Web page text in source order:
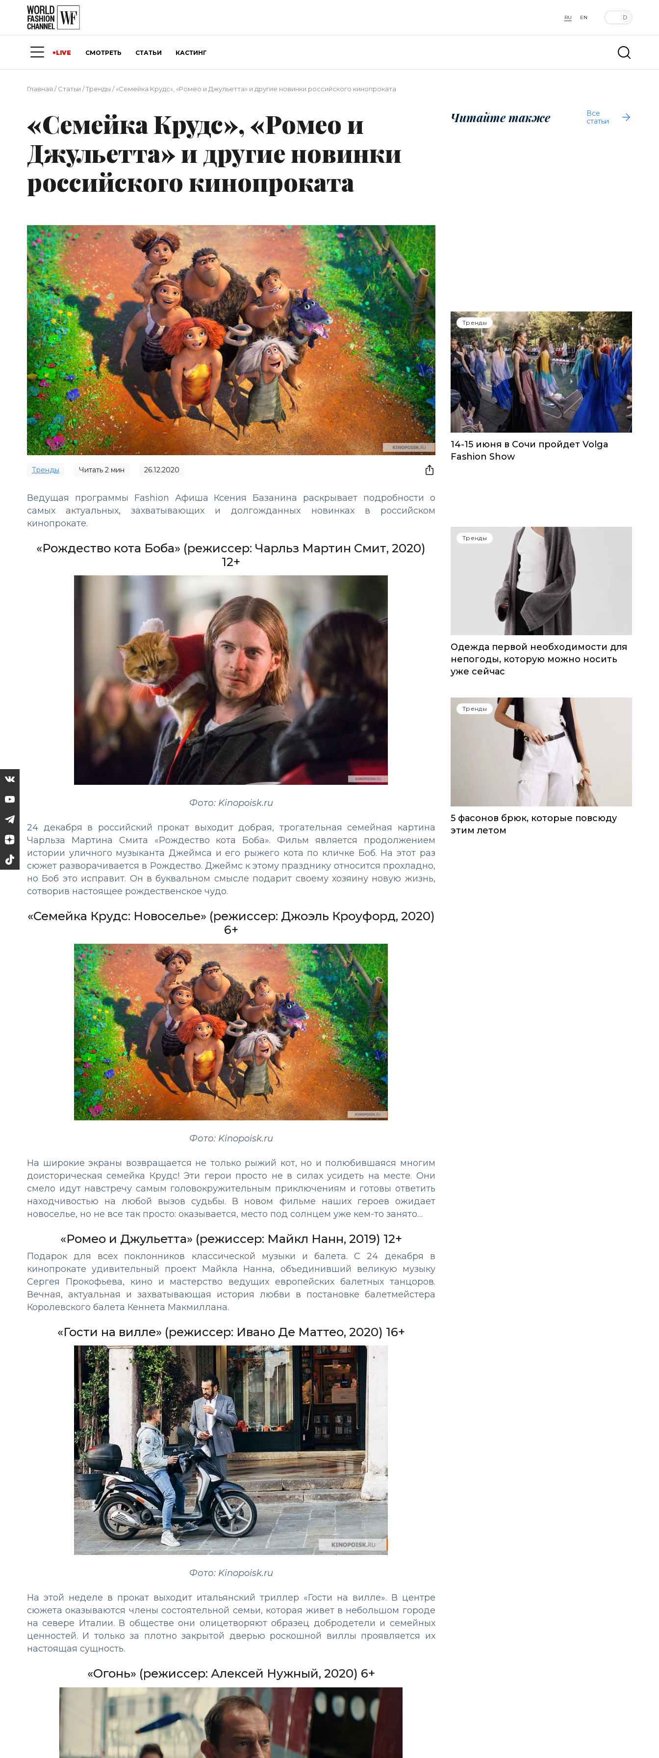
RU EN
LIVE СМОТРЕТЬ СТАТЬИ КАСТИНГ
Главная /Статьи /Тренды /«Семейка Крудс», «Ромео и Джульетта» и другие новинки российского кинопроката
«Семейка Крудс», «Ромео и
Джульетта» и другие новинки
российского кинопроката
Тренды Читать 2 мин 26.12.2020
Ведущая программы Fashion Афиша Ксения Базанина раскрывает подробности о
самых актуальных, захватывающих и долгожданных новинках в российском
кинопрокате.
«Рождество кота Боба» (режиссер: Чарльз Мартин Смит, 2020)
12+
Фото: Kinopoisk.ru
24 декабря в российский прокат выходит добрая, трогательная семейная картина
Чарльза Мартина Смита «Рождество кота Боба». Фильм является продолжением
истории уличного музыканта Джеймса и его рыжего кота по кличке Боб. На этот раз
сюжет разворачивается в Рождество. Джеймс к этому празднику относится прохладно,
но Боб это исправит. Он в буквальном смысле подарит своему хозяину новую жизнь,
сотворив настоящее рождественское чудо.
«Семейка Крудс: Новоселье» (режиссер: Джоэль Кроуфорд, 2020)
6+
Фото: Kinopoisk.ru
На широкие экраны возвращается не только рыжий кот, но и полюбившаяся многим
доисторическая семейка Крудс! Эти герои просто не в силах усидеть на месте. Они
смело идут навстречу самым головокружительным приключениям и готовы ответить
находчивостью на любой вызов судьбы. В новом фильме наших героев ожидает
новоселье, но не все так просто: оказывается, место под солнцем уже кем-то занято…
«Ромео и Джульетта» (режиссер: Майкл Нанн, 2019) 12+
Подарок для всех поклонников классической музыки и балета. С 24 декабря в
кинопрокате удивительный проект Майкла Нанна, объединивший великую музыку
Сергея Прокофьева, кино и мастерство ведущих европейских балетных танцоров.
Вечная, актуальная и захватывающая история любви в постановке балетмейстера
Королевского балета Кеннета Макмиллана.
«Гости на вилле» (режиссер: Ивано Де Маттео, 2020) 16+
Фото: Kinopoisk.ru
На этой неделе в прокат выходит итальянский триллер «Гости на вилле». В центре
сюжета оказываются члены состоятельной семьи, которая живет в небольшом городе
на севере Италии. В обществе они олицетворяют образец добродетели и семейных
ценностей. И только за плотно закрытой дверью роскошной виллы проявляется их
настоящая сущность.
«Огонь» (режиссер: Алексей Нужный, 2020) 6+
Читайте также
Все
статьи
Тренды
14-15 июня в Сочи пройдет Volga
Fashion Show
Тренды
Одежда первой необходимости для
непогоды, которую можно носить
уже сейчас
Тренды
5 фасонов брюк, которые повсюду
этим летом